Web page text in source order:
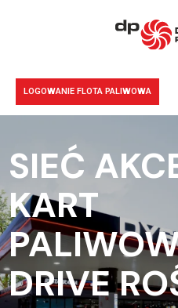
LOGOWANIE FLOTA PALIWOWA
SIEĆ
KART
DRIVE